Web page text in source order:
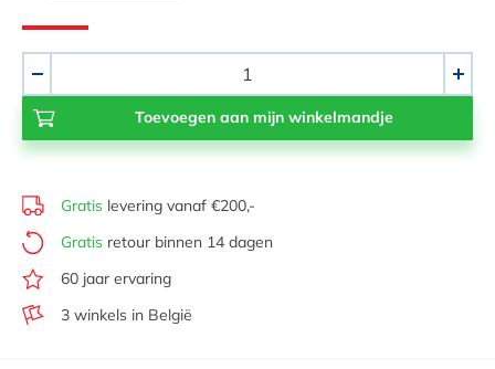
+
Gratis levering vanaf €200,-
Gratis retour binnen 14 dagen
60 jaar ervaring
3 winkels in België